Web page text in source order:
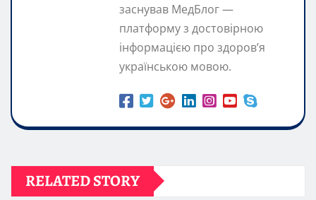
заснував МедБлог —
платформу з достовірною
інформацією про здоров’я
українською мовою.
RELATED STORY